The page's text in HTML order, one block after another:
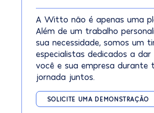
A Witto não é apenas uma
Além de um trabalho
sua necessidade, somos um
especialistas dedicados a
você e sua empresa durante
jornada juntos.
SOLICITE UMA DEMONSTRAÇÃO